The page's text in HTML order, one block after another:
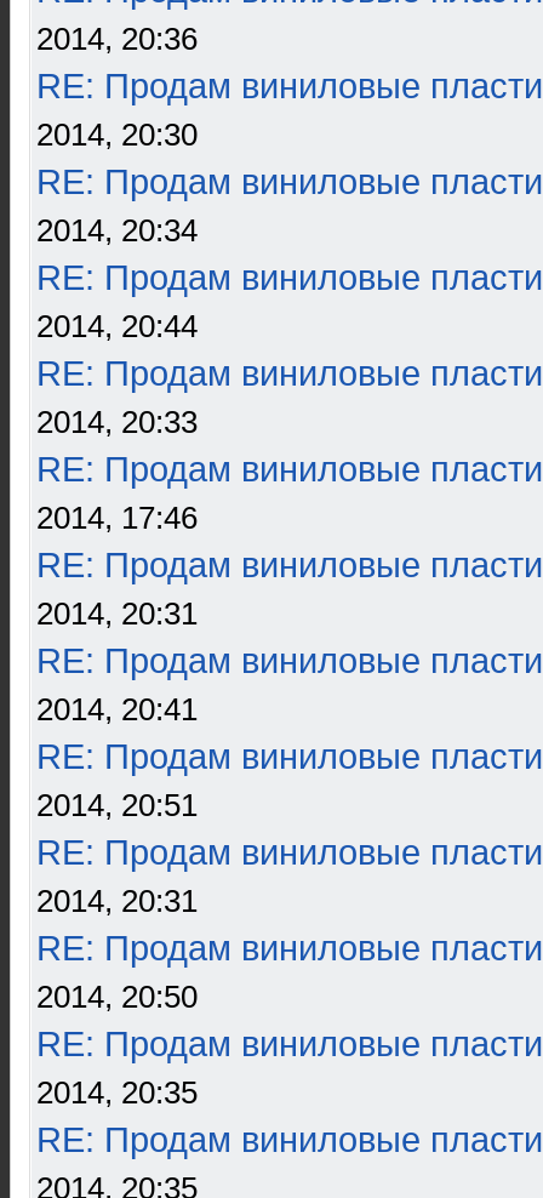
2014, 20:36
RE: Продам виниловые
2014, 20:30
RE: Продам виниловые
2014, 20:34
RE: Продам виниловые
2014, 20:44
RE: Продам виниловые
2014, 20:33
RE: Продам виниловые
2014, 17:46
RE: Продам виниловые
2014, 20:31
RE: Продам виниловые
2014, 20:41
RE: Продам виниловые
2014, 20:51
RE: Продам виниловые
2014, 20:31
RE: Продам виниловые
2014, 20:50
RE: Продам виниловые
2014, 20:35
RE: Продам виниловые
2014, 20:35